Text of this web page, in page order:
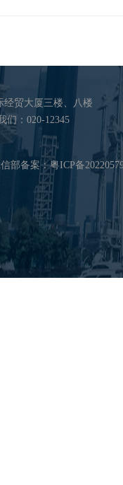
经贸大厦三楼、八楼
们：020-12345
部备案：粤ICP备